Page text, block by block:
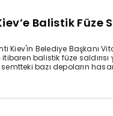
Balistik Füze
Kiev'in Belediye Başkanı
balistik füze saldırısı
bazı depoların